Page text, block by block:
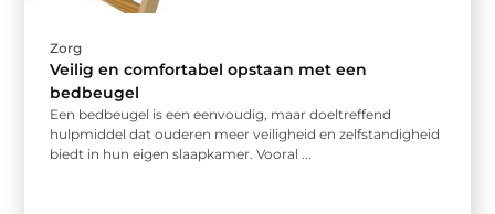
Zorg
Veilig en comfortabel opstaan met een
bedbeugel
Een bedbeugel is een eenvoudig, maar doeltreffend
hulpmiddel dat ouderen meer veiligheid en zelfstandigheid
biedt in hun eigen slaapkamer. Vooral ...